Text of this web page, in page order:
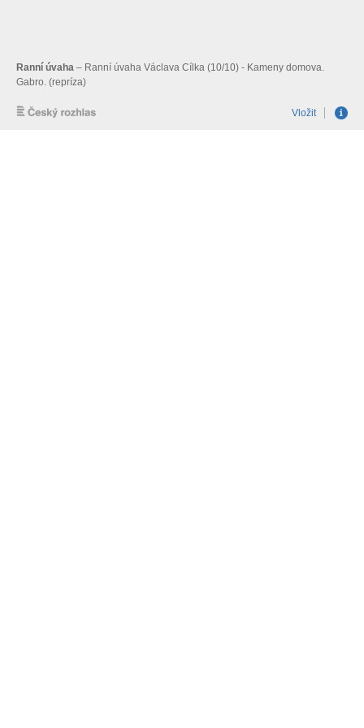
Ranní úvaha – Ranní úvaha Václava Cílka (10/10) - Kameny domova.
Gabro. (repríza)
Vložit